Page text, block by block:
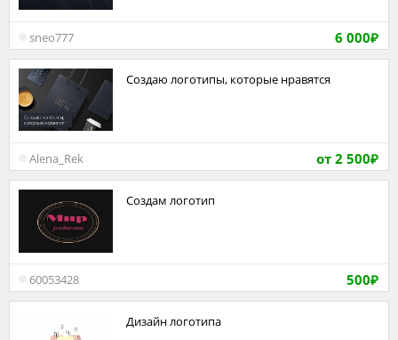
6 000₽
sneo777
Создаю логотипы, которые нравятся
от 2 500₽
Alena_Rek
Создам логотип
500₽
60053428
Дизайн логотипа